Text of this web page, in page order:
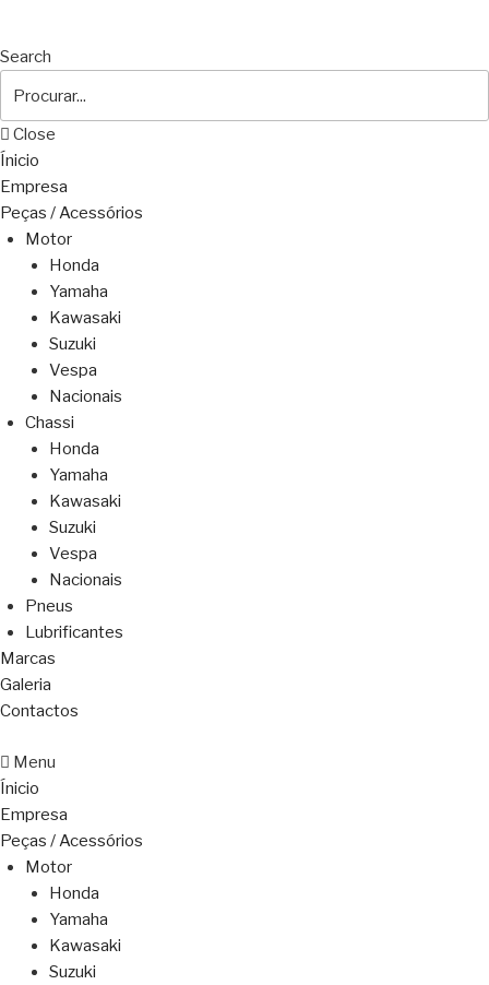
Search
Close
Ínicio
Empresa
Peças / Acessórios
Motor
Honda
Yamaha
Kawasaki
Suzuki
Vespa
Nacionais
Chassi
Honda
Yamaha
Kawasaki
Suzuki
Vespa
Nacionais
Pneus
Lubrificantes
Marcas
Galeria
Contactos
Menu
Ínicio
Empresa
Peças / Acessórios
Motor
Honda
Yamaha
Kawasaki
Suzuki